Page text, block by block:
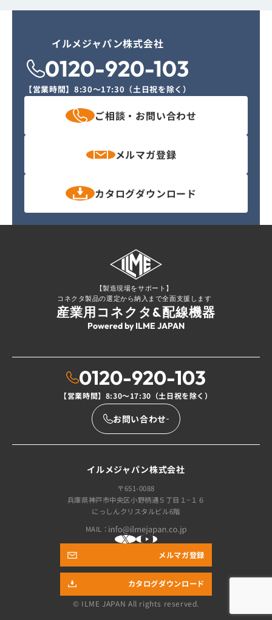
イルメジャパン株式会社
0120-920-103
【営業時間】 8:30〜17:30（土日祝を除く）
ご相談・ お問い合わせ
メルマガ登録
カタログダウンロード
【製造現場をサポート】
コネクタ製品の選定から納入まで全面支援します
産業用コネクタ&配線機器
Powered by ILME JAPAN
0120-920-103
【営業時間】8:30〜17:30（土日祝を除く）
お問い合わせ
イルメジャパン株式会社
〒651-0088
兵庫県神戸市中央区小野柄通５丁目１−１６
にっしんクリスタルビル6階
MAIL：
メルマガ登録
カタログダウンロード
© ILME JAPAN All rights reserved.